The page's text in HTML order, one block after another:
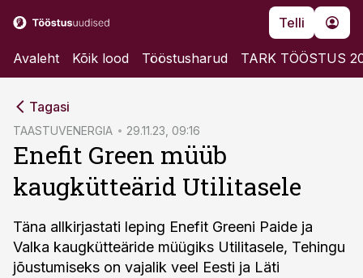
Telli
Avaleht Kõik lood Tööstusharud TARK TÖÖSTUS
Tagasi
TAASTUVENERGIA 29.11.23, 09:16
Enefit Green müüb
kaugkütteärid Utilitasele
Täna allkirjastati leping Enefit Greeni Paide ja
Valka kaugkütteäride müügiks Utilitasele, Tehingu
jõustumiseks on vajalik veel Eesti ja Läti